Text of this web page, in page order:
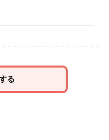
る